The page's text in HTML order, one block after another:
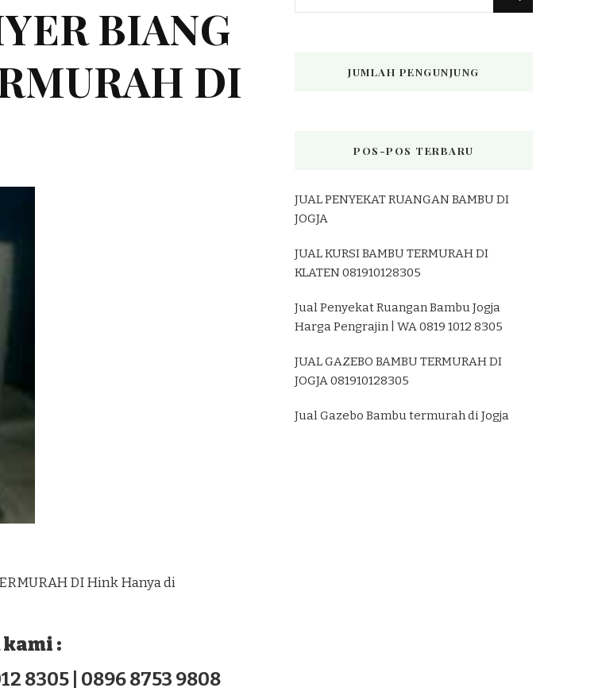
BIANG
DI
DI Hink Hanya di
:
8305 | 0896 8753 9808
JUMLAH PENGUNJUNG
POS-POS TERBARU
JUAL PENYEKAT RUANGAN BAMBU DI
JOGJA
JUAL KURSI BAMBU TERMURAH DI
KLATEN 081910128305
Jual Penyekat Ruangan Bambu Jogja
Harga Pengrajin | WA 0819 1012 8305
JUAL GAZEBO BAMBU TERMURAH DI
JOGJA 081910128305
Jual Gazebo Bambu termurah di Jogja